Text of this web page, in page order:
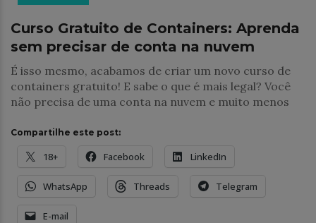
Curso Gratuito de Containers: Aprenda
sem precisar de conta na nuvem
É isso mesmo, acabamos de criar um novo curso de
containers gratuito! E sabe o que é mais legal? Você
não precisa de uma conta na nuvem e muito menos
Compartilhe este post:
18+ Facebook LinkedIn
WhatsApp Threads Telegram
E-mail